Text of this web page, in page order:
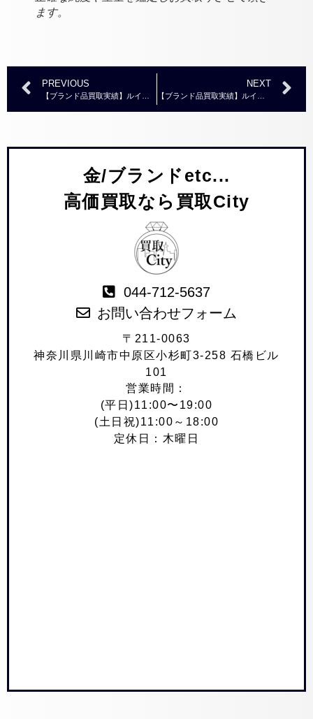
ます。
PREVIOUS NEXT
金/ブランドetc...
高価買取なら買取City
044-712-5637
お問い合わせフォーム
〒211-0063
神奈川県川崎市中原区小杉町3-258 石橋ビル
101
営業時間：
(平日)11:00〜19:00
(土日祝)11:00～18:00
定休日：木曜日